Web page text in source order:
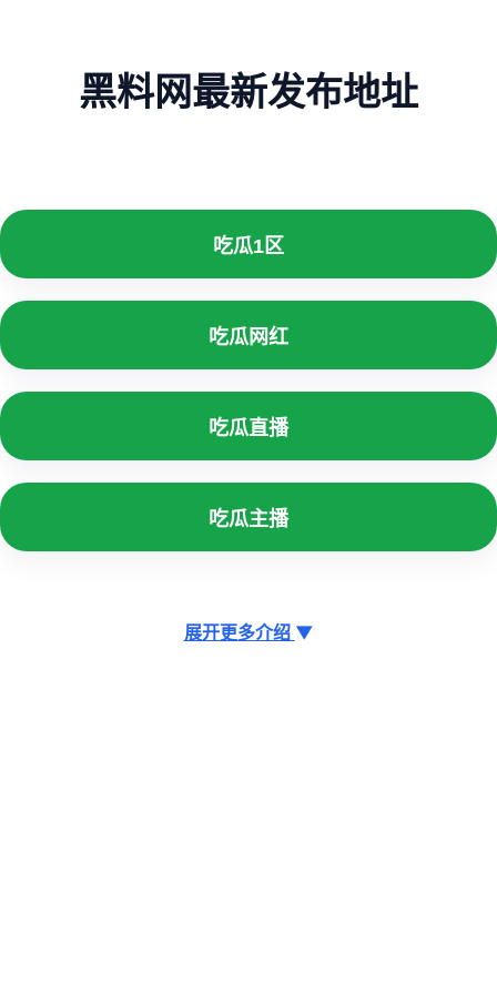
黑料网最新发布地址
吃瓜1区
吃瓜网红
吃瓜直播
吃瓜主播
展开更多介绍 ▼